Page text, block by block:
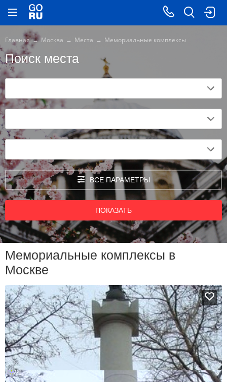
Главная Москва Места Мемориальные комплексы
Поиск места
ВСЕ ПАРАМЕТРЫ
ПОКАЗАТЬ
Мемориальные комплексы в
Москве